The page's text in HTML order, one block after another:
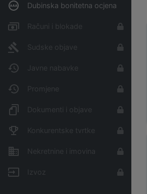
Dubinska bonitetna ocjena
Računi i blokade
Sudske objave
Javne nabavke
Promjene
Dokumenti i objave
Konkurentske tvrtke
Nekretnine i imovina
Izvoz